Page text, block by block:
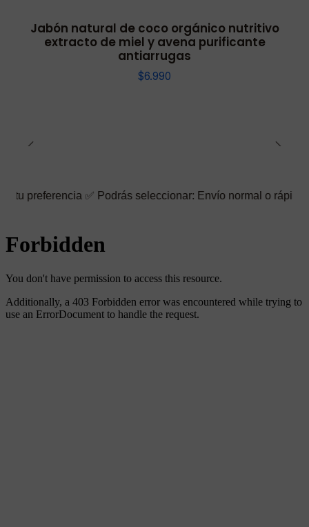
Jabón natural de coco orgánico nutritivo
extracto de miel y avena purificante
antiarrugas
$6.990
✅ Podrás seleccionar: Envío normal o rápido ☑️